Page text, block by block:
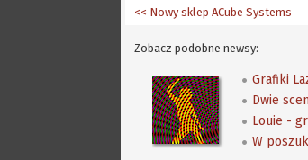
<< Nowy sklep ACube Systems
Zobacz podobne newsy:
Grafiki
Dwie
Louie -
W